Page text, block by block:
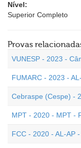
Nível:
Superior Completo
Provas
VUNESP - 2023 -
FUMARC - 2023 -
Cebraspe (Cespe) -
MPT - 2020 - MPT -
FCC - 2020 - AL-AP